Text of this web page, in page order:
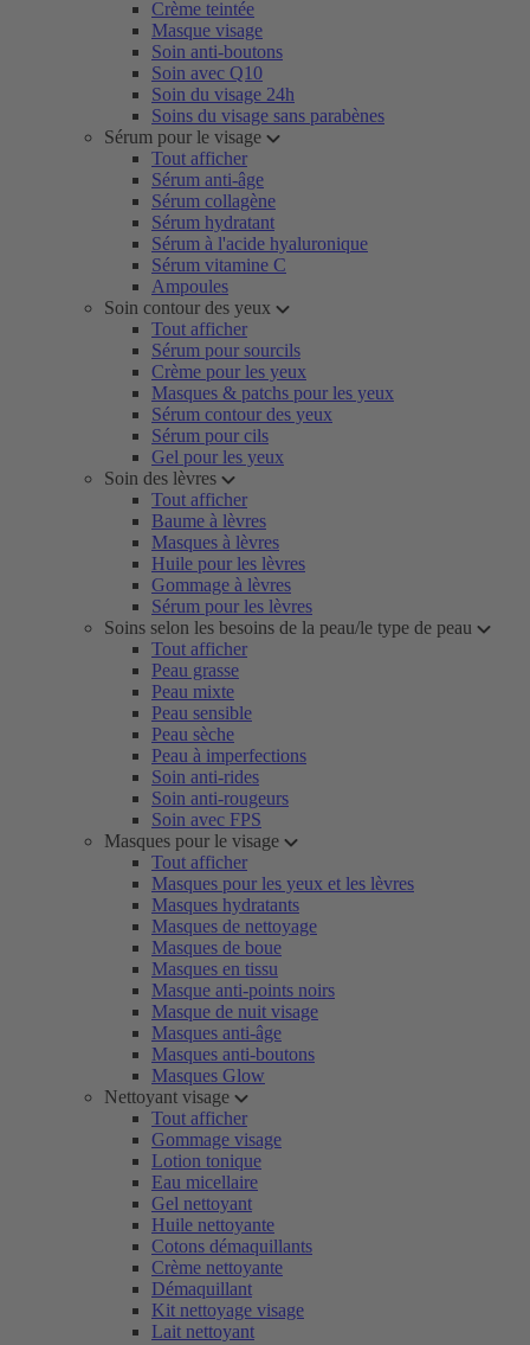
Crème teintée
Masque visage
Soin anti-boutons
Soin avec Q10
Soin du visage 24h
Soins du visage sans parabènes
Sérum pour le visage
Tout afficher
Sérum anti-âge
Sérum collagène
Sérum hydratant
Sérum à l'acide hyaluronique
Sérum vitamine C
Ampoules
Soin contour des yeux
Tout afficher
Sérum pour sourcils
Crème pour les yeux
Masques & patchs pour les yeux
Sérum contour des yeux
Sérum pour cils
Gel pour les yeux
Soin des lèvres
Tout afficher
Baume à lèvres
Masques à lèvres
Huile pour les lèvres
Gommage à lèvres
Sérum pour les lèvres
Soins selon les besoins de la peau/le type de peau
Tout afficher
Peau grasse
Peau mixte
Peau sensible
Peau sèche
Peau à imperfections
Soin anti-rides
Soin anti-rougeurs
Soin avec FPS
Masques pour le visage
Tout afficher
Masques pour les yeux et les lèvres
Masques hydratants
Masques de nettoyage
Masques de boue
Masques en tissu
Masque anti-points noirs
Masque de nuit visage
Masques anti-âge
Masques anti-boutons
Masques Glow
Nettoyant visage
Tout afficher
Gommage visage
Lotion tonique
Eau micellaire
Gel nettoyant
Huile nettoyante
Cotons démaquillants
Crème nettoyante
Démaquillant
Kit nettoyage visage
Lait nettoyant